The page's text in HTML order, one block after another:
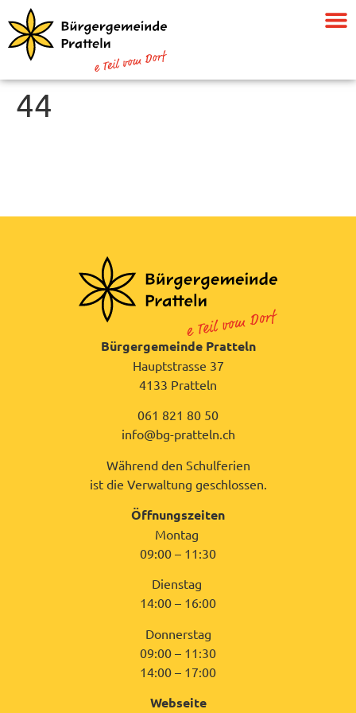
44
Bürgergemeinde Pratteln
Hauptstrasse 37
4133 Pratteln
061 821 80 50
info@bg-pratteln.ch
Während den Schulferien
ist die Verwaltung geschlossen.
Öffnungszeiten
Montag
09:00 – 11:30
Dienstag
14:00 – 16:00
Donnerstag
09:00 – 11:30
14:00 – 17:00
Webseite